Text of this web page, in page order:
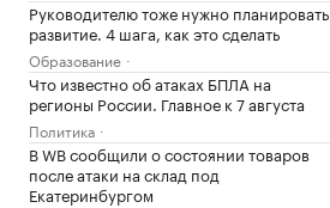
Руководителю тоже нужно планировать
развитие. 4 шага, как это сделать
Образование
Что известно об атаках БПЛА на
регионы России. Главное к 7 августа
Политика
В WB сообщили о состоянии товаров
после атаки на склад под
Екатеринбургом